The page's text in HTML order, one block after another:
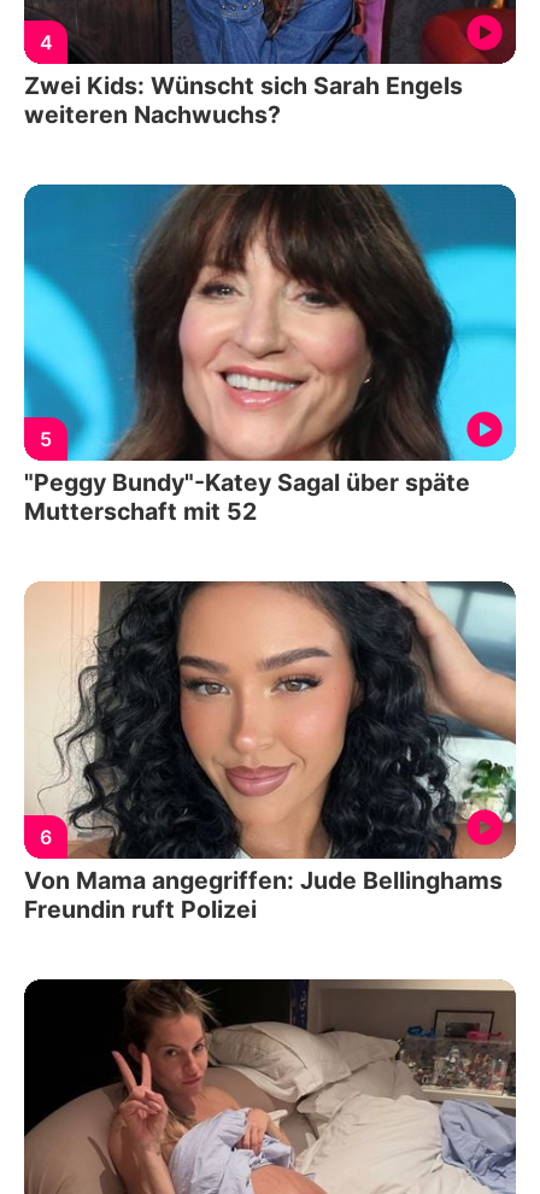
4
Zwei Kids: Wünscht sich Sarah Engels
weiteren Nachwuchs?
5
"Peggy Bundy"-Katey Sagal über späte
Mutterschaft mit 52
6
Von Mama angegriffen: Jude Bellinghams
Freundin ruft Polizei